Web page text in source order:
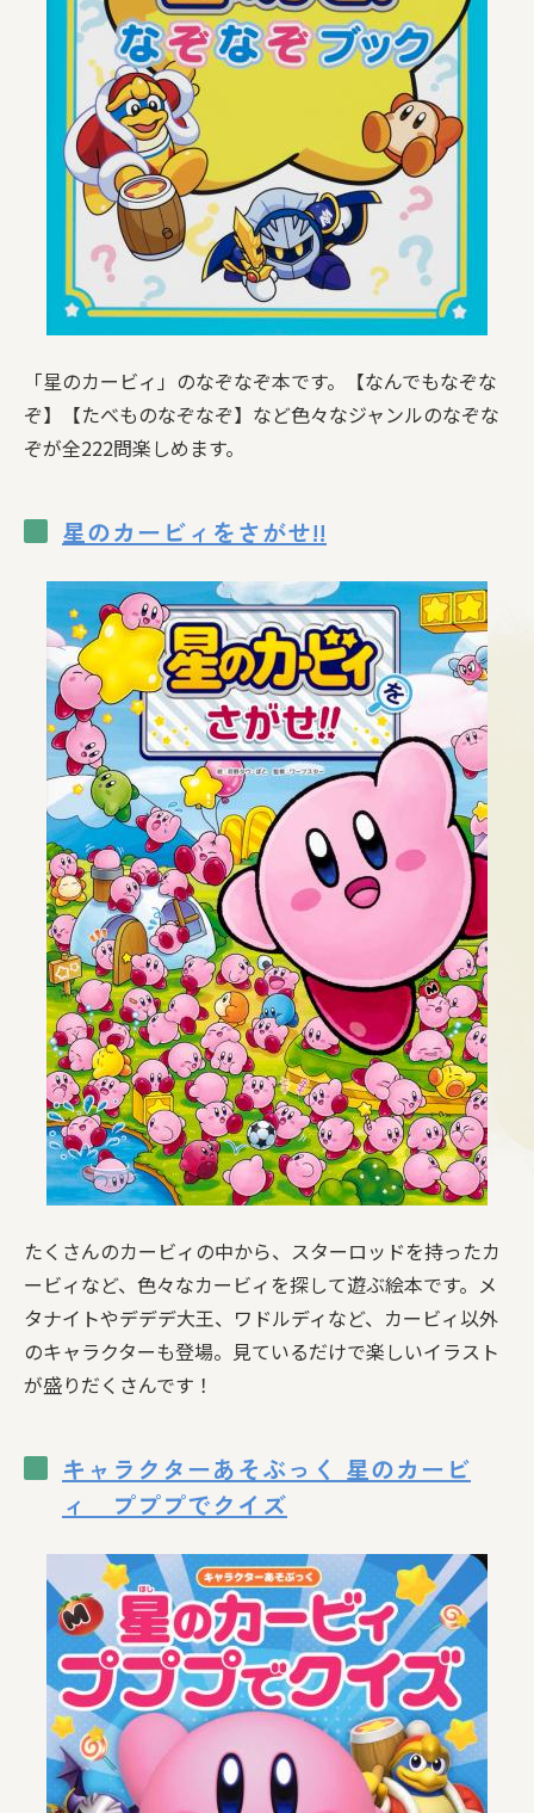
「星のカービィ」のなぞなぞ本です。【なんでもなぞな
ぞ】【たべものなぞなぞ】など色々なジャンルのなぞな
ぞが全222問楽しめます。
星のカービィをさがせ!!
たくさんのカービィの中から、スターロッドを持ったカ
ービィなど、色々なカービィを探して遊ぶ絵本です。メ
タナイトやデデデ大王、ワドルディなど、カービィ以外
のキャラクターも登場。見ているだけで楽しいイラスト
が盛りだくさんです！
キャラクターあそぶっく 星のカービ
ィ プププでクイズ